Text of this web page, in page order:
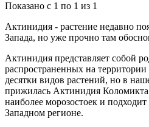
Показано с 1 по 1 из 1
Актинидия - растение недавно
Запада, но уже прочно там
Актинидия представляет собой
распространенных на
десятки видов растений, но в
прижилась Актинидия
наиболее морозостоек и
Западном регионе.